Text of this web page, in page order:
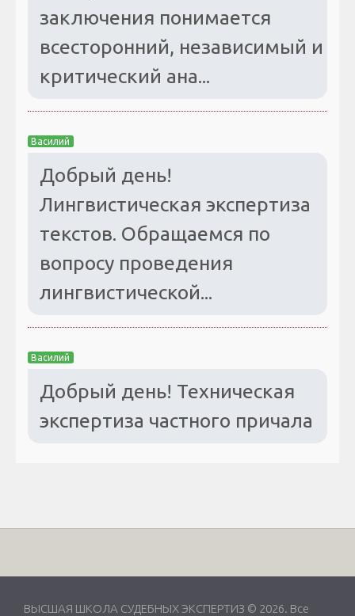
заключения понимается
всесторонний, независимый и
критический ана...
Василий
Добрый день!
Лингвистическая экспертиза
текстов. Обращаемся по
вопросу проведения
лингвистической...
Василий
Добрый день! Техническая
экспертиза частного причала
ВЫСШАЯ ШКОЛА СУДЕБНЫХ ЭКСПЕРТИЗ © 2026. Все